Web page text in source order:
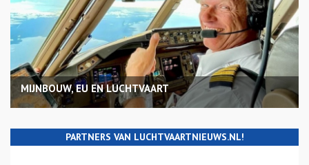
MIJNBOUW, EU EN LUCHTVAART
PARTNERS VAN LUCHTVAARTNIEUWS.NL!